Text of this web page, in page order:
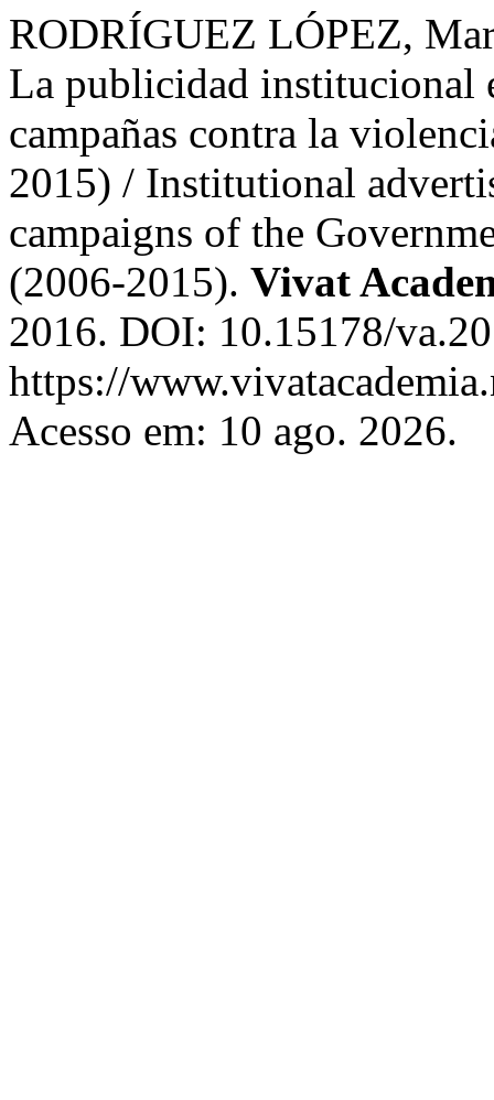
RODRÍGUEZ LÓPEZ,
La publicidad institucional
campañas contra la
2015) / Institutional
campaigns of the
(2006-2015). Vivat
2016. DOI: 10.15178/
https://
Acesso em: 10 ago. 2026.